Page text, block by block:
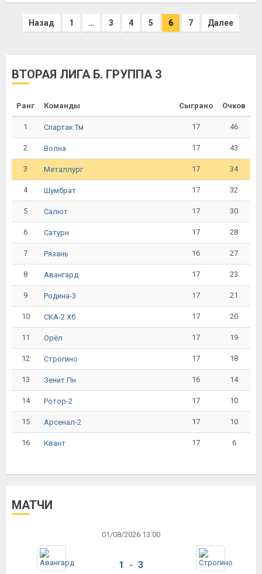
Назад 1 … 3 4 5 6 7 Далее
ВТОРАЯ ЛИГА Б. ГРУППА 3
Ранг Команды Сыграно Очков
1 Спартак Тм 17 46
2 Волна 17 43
3 Металлург 17 34
4 Шумбрат 17 32
5 Салют 17 30
6 Сатурн 17 28
7 Рязань 16 27
8 Авангард 17 23
9 Родина-3 17 21
10 СКА-2 Хб 17 20
11 Орёл 17 19
12 Строгино 17 18
13 Зенит Пн 16 14
14 Ротор-2 17 10
15 Арсенал-2 17 10
16 Квант 17 6
МАТЧИ
01/08/2026 13:00
1 - 3